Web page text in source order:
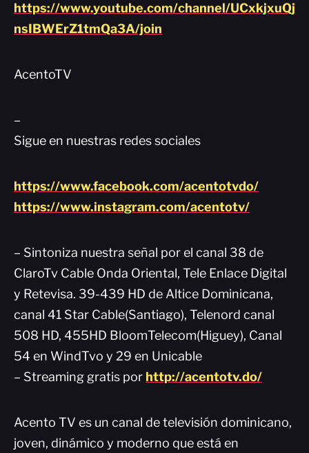
https://www.youtube.com/channel/UCxkjxuQj
nsIBWErZ1tmQa3A/join
AcentoTV
–
Sigue en nuestras redes sociales
https://www.facebook.com/acentotvdo/
https://www.instagram.com/acentotv/
– Sintoniza nuestra señal por el canal 38 de
ClaroTv Cable Onda Oriental, Tele Enlace Digital
y Retevisa. 39-439 HD de Altice Dominicana,
canal 41 Star Cable(Santiago), Telenord canal
508 HD, 455HD BloomTelecom(Higuey), Canal
54 en WindTvo y 29 en Unicable
– Streaming gratis por http://acentotv.do/
Acento TV es un canal de televisión dominicano,
joven, dinámico y moderno que está en